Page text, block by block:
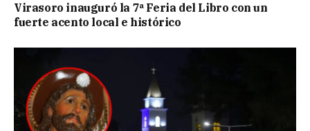
Virasoro inauguró la 7ª Feria del Libro con un
fuerte acento local e histórico